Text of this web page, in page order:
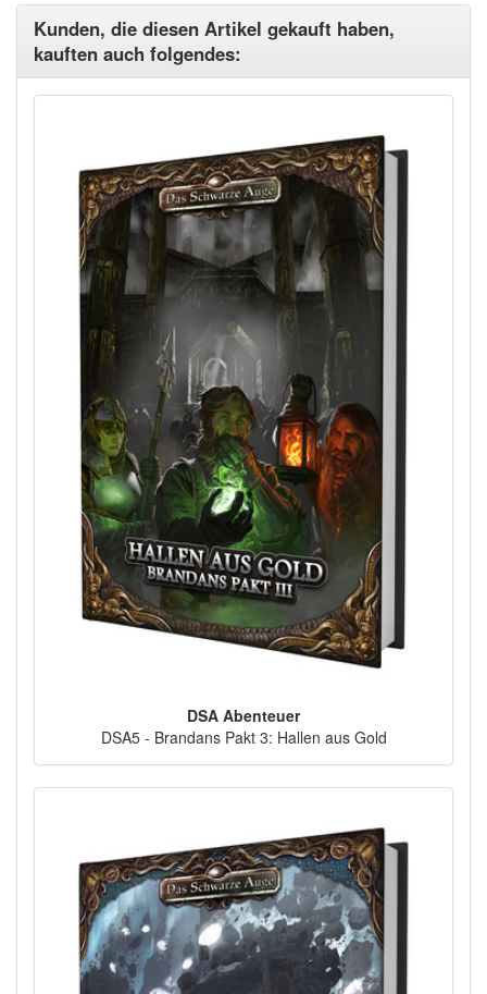
Kunden, die diesen Artikel gekauft haben,
kauften auch folgendes:
DSA Abenteuer
DSA5 - Brandans Pakt 3: Hallen aus Gold